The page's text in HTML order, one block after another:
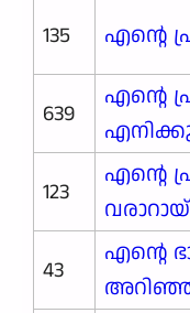
135
എന്റെ
639
എന്റെ
123
എന്റെ
വരാറായ്
43
എന്റെ